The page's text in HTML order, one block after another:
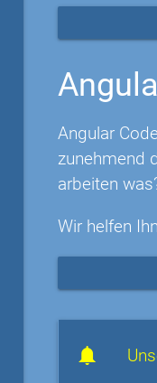
Angular
zunehmend
arbeiten
Wir helfen